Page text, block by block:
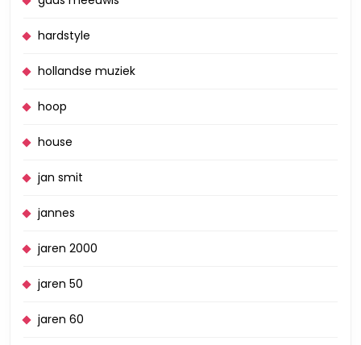
hardstyle
hollandse muziek
hoop
house
jan smit
jannes
jaren 2000
jaren 50
jaren 60